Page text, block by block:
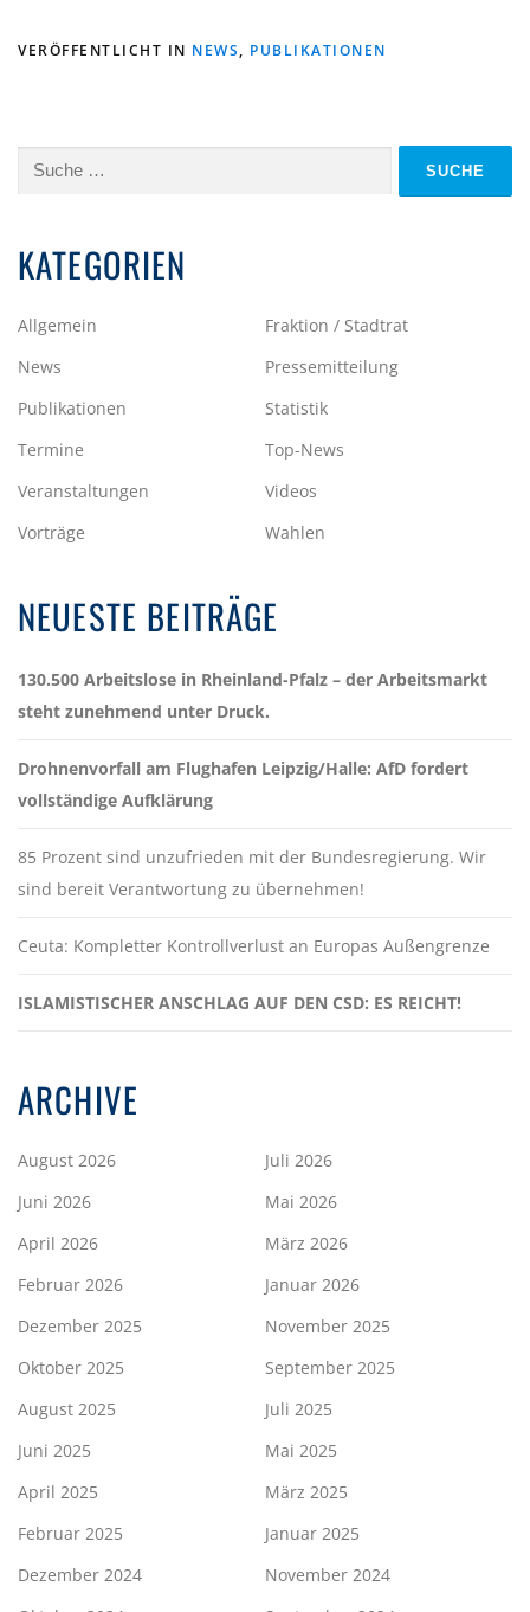
VERÖFFENTLICHT IN NEWS, PUBLIKATIONEN
Suche
KATEGORIEN
Allgemein
Fraktion / Stadtrat
News
Pressemitteilung
Publikationen
Statistik
Termine
Top-News
Veranstaltungen
Videos
Vorträge
Wahlen
NEUESTE BEITRÄGE
130.500 Arbeitslose in Rheinland-Pfalz – der Arbeitsmarkt
steht zunehmend unter Druck.
Drohnenvorfall am Flughafen Leipzig/Halle: AfD fordert
vollständige Aufklärung
85 Prozent sind unzufrieden mit der Bundesregierung. Wir
sind bereit Verantwortung zu übernehmen!
Ceuta: Kompletter Kontrollverlust an Europas Außengrenze
ISLAMISTISCHER ANSCHLAG AUF DEN CSD: ES REICHT!
ARCHIVE
August 2026
Juli 2026
Juni 2026
Mai 2026
April 2026
März 2026
Februar 2026
Januar 2026
Dezember 2025
November 2025
Oktober 2025
September 2025
August 2025
Juli 2025
Juni 2025
Mai 2025
April 2025
März 2025
Februar 2025
Januar 2025
Dezember 2024
November 2024